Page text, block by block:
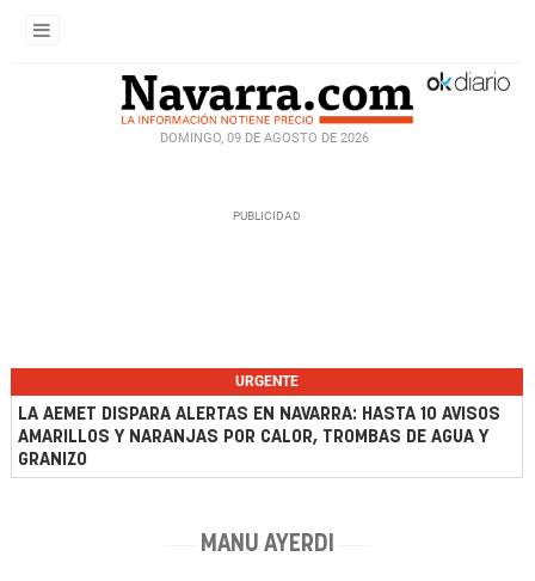
DOMINGO, 09 DE AGOSTO DE 2026
URGENTE
LA AEMET DISPARA ALERTAS EN NAVARRA: HASTA 10 AVISOS
AMARILLOS Y NARANJAS POR CALOR, TROMBAS DE AGUA Y
GRANIZO
MANU AYERDI